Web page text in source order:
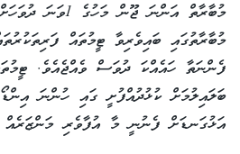
މުބާރާތް އަންނަ ޖޫން
މުބާރާތުގައި ބައިވެރިވާ ޓީމުތައް
ފެންނަތާ ހައެއްކަ ދުވަސް ވެއްޖެއެވެ.
ބަލައިލުމަށް ކުޅުދުއްފުށީ ގައި ހުންނަ
އަޅުގަނޑަށް ފެނުނީ މާ އުފާވެރި